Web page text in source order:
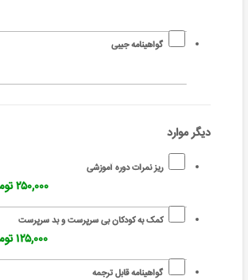
گواهینامه جیبی
دیگر موارد
ریز نمرات دوره آموزشی
۲۵۰,۰۰۰ تومان
کمک به کودکان بی سرپرست و بد سرپرست
۱۲۵,۰۰۰ تومان
گواهینامه قابل ترجمه